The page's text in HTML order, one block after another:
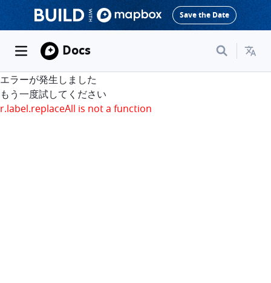
Save the Date
Docs
エラーが発生しました
もう一度試してください
r.label.replaceAll is not a function